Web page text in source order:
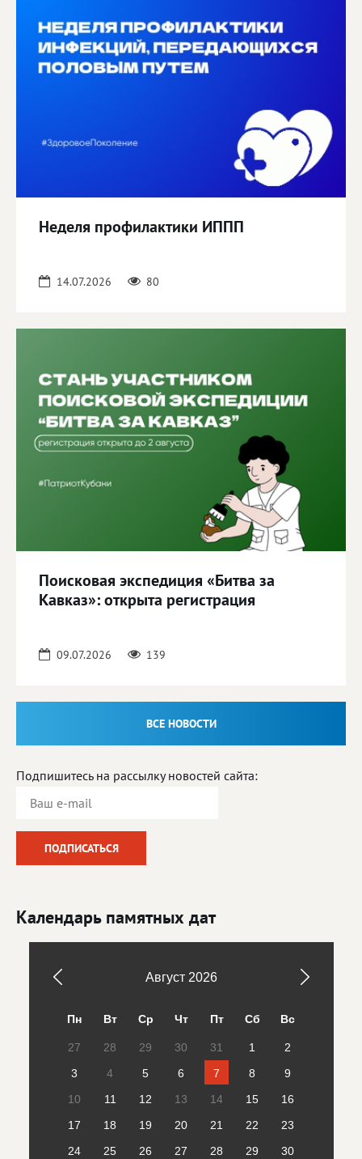
Неделя профилактики ИППП
14.07.2026 80
Поисковая экспедиция «Битва за
Кавказ»: открыта регистрация
09.07.2026 139
ВСЕ НОВОСТИ
Подпишитесь на рассылку новостей сайта:
Календарь памятных дат
Август 2026
Пн Вт Ср Чт Пт Сб Вс
27 28 29 30 31 1
2
3
4 5 6 7 8
9
10
11 12 13 14 15
16
17
18 19 20 21 22
23
24
25 26 27 28 29 30